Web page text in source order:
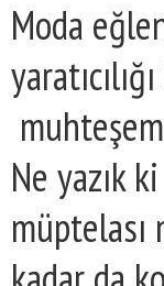
Moda
Ne yazık
müptelası